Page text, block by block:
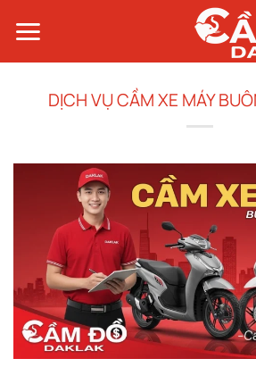
qua
DỊCH VỤ CẦM XE MÁY